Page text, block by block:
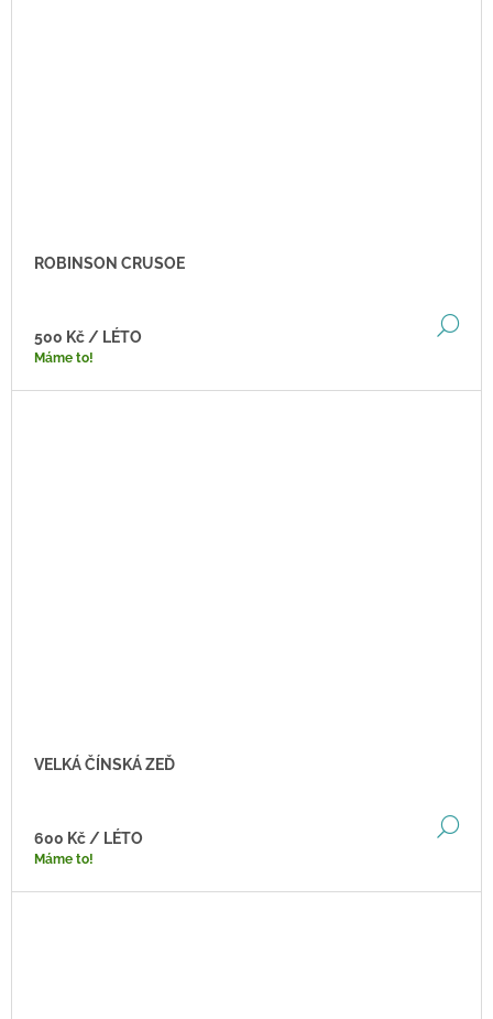
ROBINSON CRUSOE
500 Kč / LÉTO
Máme to!
VELKÁ ČÍNSKÁ ZEĎ
600 Kč / LÉTO
Máme to!